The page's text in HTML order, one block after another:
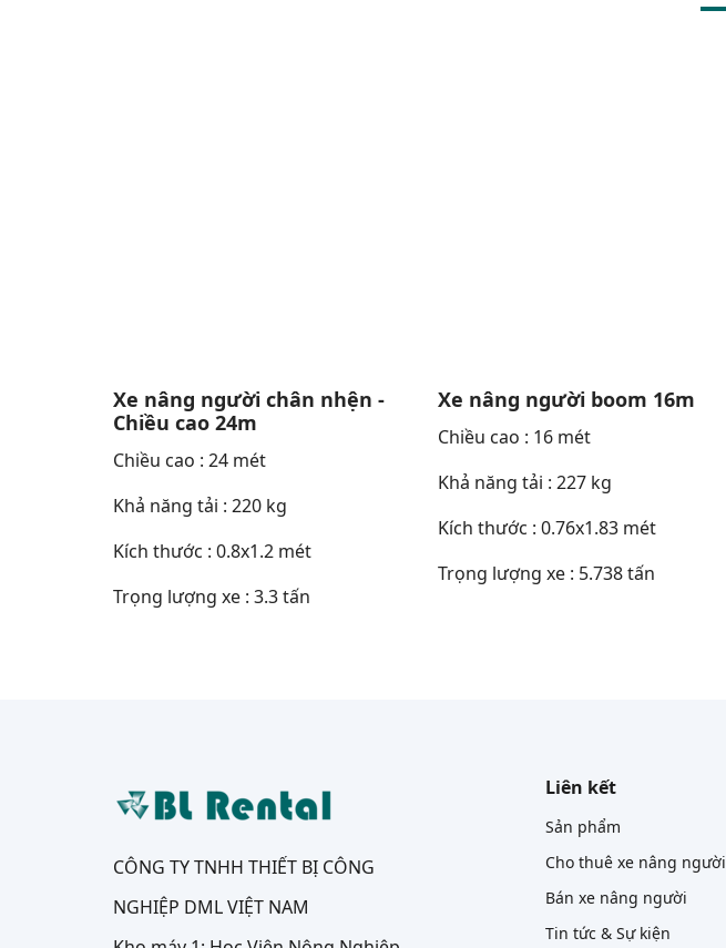
Xe nâng người chân nhện -
Chiều cao 24m
Chiều cao : 24 mét
Khả năng tải : 220 kg
Kích thước : 0.8x1.2 mét
Trọng lượng xe : 3.3 tấn
Xe nâng người boom 16m
Chiều cao : 16 mét
Khả năng tải : 227 kg
Kích thước : 0.76x1.83 mét
Trọng lượng xe : 5.738 tấn
CÔNG TY TNHH THIẾT BỊ CÔNG
NGHIỆP DML VIỆT NAM
Liên kết
Sản phẩm
Cho thuê xe nâng người
Bán xe nâng người
Tin tức & Sự kiện